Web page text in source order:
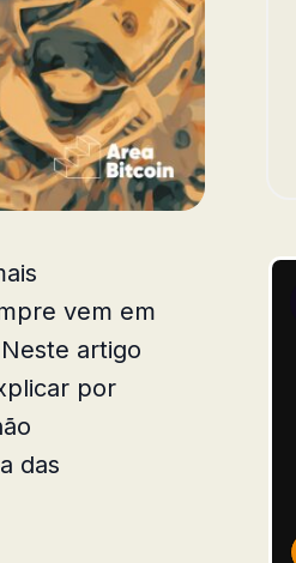
vem em
artigo
por
das